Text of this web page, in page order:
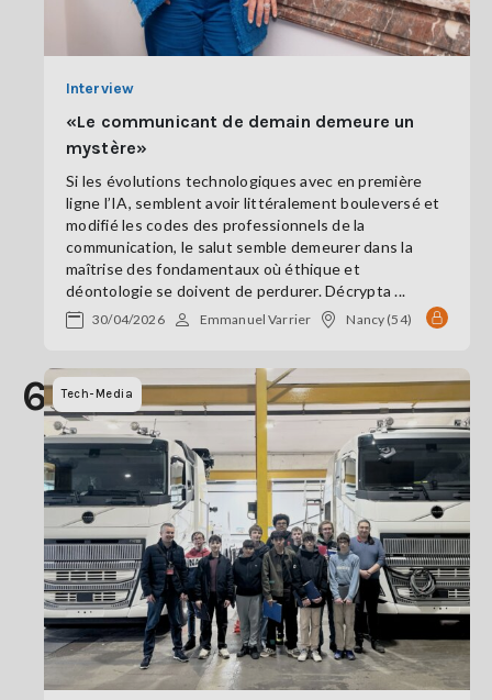
Interview
«Le communicant de demain demeure un
mystère»
Si les évolutions technologiques avec en première
ligne l’IA, semblent avoir littéralement bouleversé et
modifié les codes des professionnels de la
communication, le salut semble demeurer dans la
maîtrise des fondamentaux où éthique et
déontologie se doivent de perdurer. Décrypta ...
30/04/2026 Emmanuel Varrier Nancy (54)
6 Tech-Media